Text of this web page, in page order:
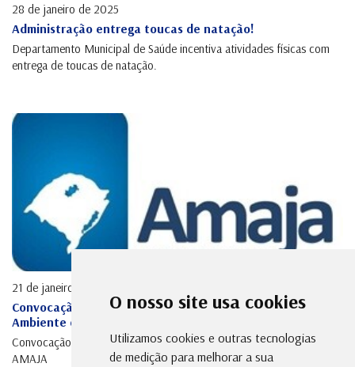
O nosso site usa cookies
Utilizamos cookies e outras tecnologias
de medição para melhorar a sua
28 de janeiro de 2025
Administração entrega toucas de natação!
Departamento Municipal de Saúde incentiva atividades físicas com
entrega de toucas de natação.
21 de janeiro de 2025
Convocação 1ª Conferência Intermunicipal do Meio
Ambiente da AMAJA
Convocação 1ª Conferência Intermunicipal do Meio Ambiente da
AMAJA